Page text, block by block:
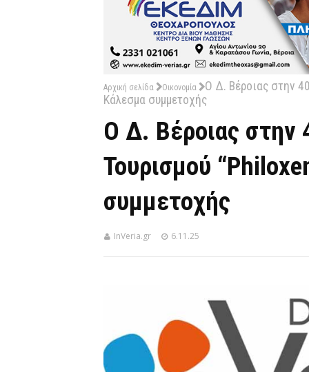
Αρχική σελίδα Οικονομία
Ο Δ. Βέροιας στην
Κάλεσμα συμμετοχής
Ο Δ. Βέροιας στην
Τουρισμού
συμμετοχής
InVeria.gr 6.11.25